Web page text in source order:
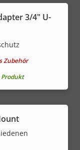
3/4" U-
Zubehör
Produkt